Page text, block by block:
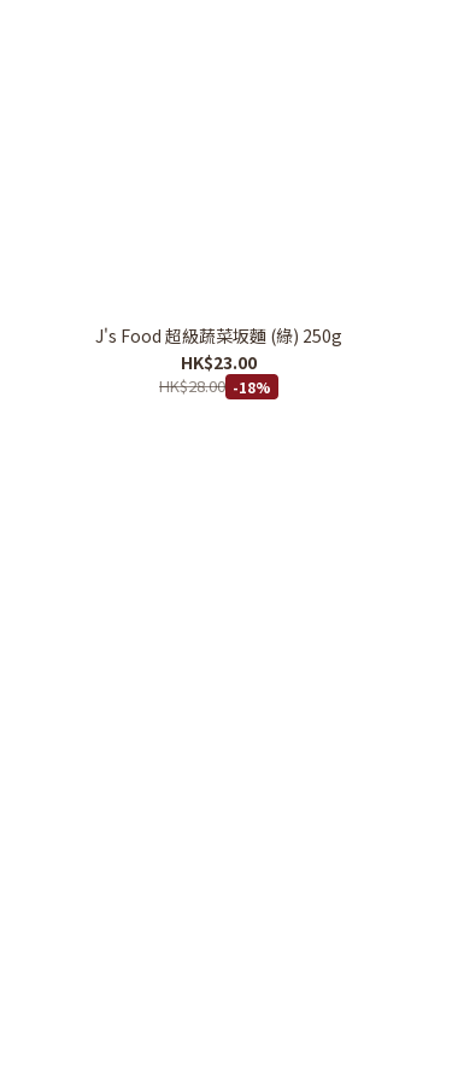
J's Food 超級蔬菜坂麵 (綠) 250g
HK$23.00
HK$28.00 -18%